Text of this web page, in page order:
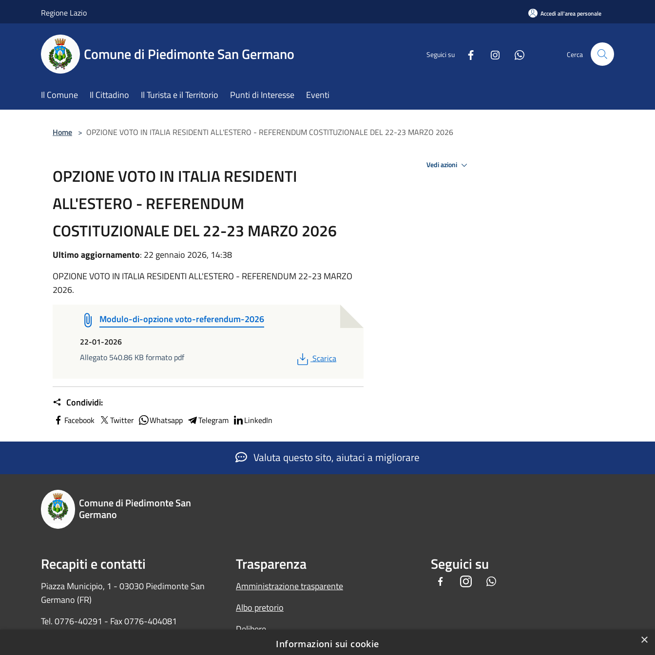
Regione Lazio Accedi all'area personale
Comune di Piedimonte San Germano Seguici su Cerca
Il Comune Il Cittadino Il Turista e il Territorio Punti di Interesse Eventi
Home > OPZIONE VOTO IN ITALIA RESIDENTI ALL'ESTERO - REFERENDUM COSTITUZIONALE DEL 22-23 MARZO 2026
OPZIONE VOTO IN ITALIA RESIDENTI
ALL'ESTERO - REFERENDUM
COSTITUZIONALE DEL 22-23 MARZO 2026
Ultimo aggiornamento: 22 gennaio 2026, 14:38
OPZIONE VOTO IN ITALIA RESIDENTI ALL'ESTERO - REFERENDUM 22-23 MARZO
2026.
Modulo-di-opzione voto-referendum-2026
22-01-2026
Allegato 540.86 KB formato pdf
PDF
Scarica
Condividi:
Facebook Twitter Whatsapp Telegram LinkedIn
Vedi azioni
Valuta questo sito, aiutaci a migliorare
Comune di Piedimonte San
Germano
Recapiti e contatti
Piazza Municipio, 1 - 03030 Piedimonte San
Germano (FR)
Tel. 0776-40291 - Fax 0776-404081
Trasparenza
Amministrazione trasparente
Albo pretorio
Delibere
Seguici su
FacebookInstagram
×
Informazioni sui cookie